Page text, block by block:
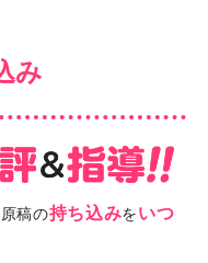
み
稿の持ち込みをいつ